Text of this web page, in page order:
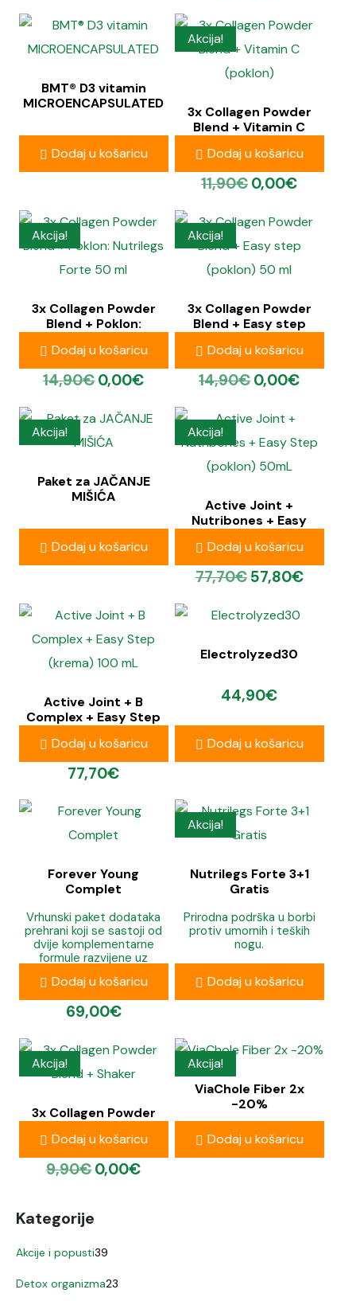
BMT® D3 vitamin
MICROENCAPSULATED
29,90 €
Dodaj u košaricu
Akcija!
3x Collagen Powder
Blend + Vitamin C
11,90€0,00€
Dodaj u košaricu
Akcija!
3x Collagen Powder
Blend + Poklon:
14,90€0,00€
Dodaj u košaricu
Akcija!
3x Collagen Powder
Blend + Easy step
14,90€0,00€
Dodaj u košaricu
Akcija!
Paket za JAČANJE
MIŠIĆA
77,20 € 57,80
Dodaj u košaricu
Akcija!
Active Joint +
Nutribones + Easy
77,70€ 57,80€
Dodaj u košaricu
Active Joint + B
Complex + Easy Step
77,70€
Dodaj u košaricu
Electrolyzed30
44,90€
Dodaj u košaricu
Forever Young
Complet
Vrhunski paket dodataka
prehrani koji se sastoji od
dvije komplementarne
formule razvijene uz
dana potpore.
69,00€
Dodaj u košaricu
Akcija!
Nutrilegs Forte 3+1
Gratis
Prirodna podrška u borbi
protiv umornih i teških
nogu.
Dodaj u košaricu
Akcija!
3x Collagen Powder
9,90€0,00€
Dodaj u košaricu
Akcija!
ViaChole Fiber 2x
-20%
79,00€63,20€
Dodaj u košaricu
Kategorije
Akcije i popusti39
Detox organizma23